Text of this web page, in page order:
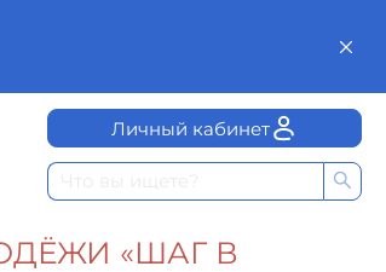
Личный кабинет
«ШАГ В